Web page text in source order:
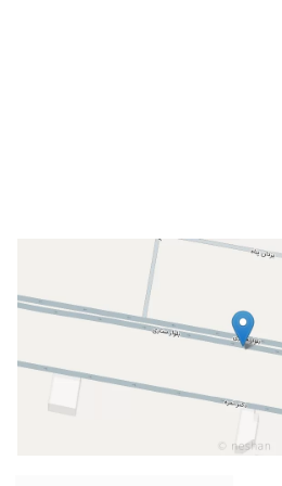
کردم و بسیار راضیم... دکتر
نمیره خیلی راضیم ،ممنونم دکتر
عمل شدم و نتیجه خوبه تا الان که 4 ماه شده 25 ۱۴۰۰/۱۲/۱۵
نظر شخصی ممنون از همه نظر
حرفی با احترام به جامعه
ازهمه بالاتری
۱۴۰۱/۰۵/۰۷